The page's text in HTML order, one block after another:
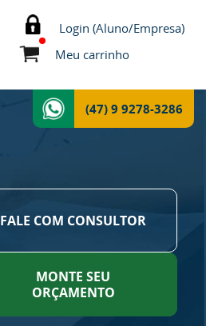
Login (Aluno/Empresa)
Meu carrinho
(47) 9 9278-3286
FALE COM CONSULTOR
MONTE SEU
ORÇAMENTO